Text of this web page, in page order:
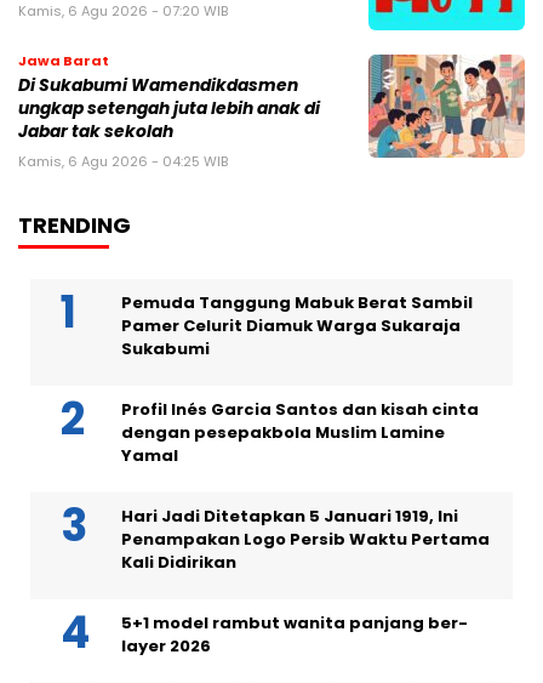
Kamis, 6 Agu 2026 - 07:20 WIB
Jawa Barat
Di Sukabumi Wamendikdasmen
ungkap setengah juta lebih anak di
Jabar tak sekolah
Kamis, 6 Agu 2026 - 04:25 WIB
TRENDING
Pemuda Tanggung Mabuk Berat Sambil
Pamer Celurit Diamuk Warga Sukaraja
Sukabumi
Profil Inés Garcia Santos dan kisah cinta
dengan pesepakbola Muslim Lamine
Yamal
Hari Jadi Ditetapkan 5 Januari 1919, Ini
Penampakan Logo Persib Waktu Pertama
Kali Didirikan
5+1 model rambut wanita panjang ber-
layer 2026